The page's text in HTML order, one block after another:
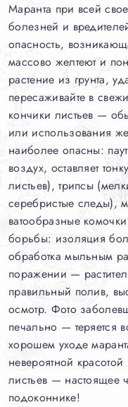
Маранта при всей
болезней и
опасность,
массово желтеют и
растение из грунта,
пересаживайте в
кончики листьев —
или использования
наиболее опасны:
воздух, оставляет
листьев), трипсы
серебристые следы),
ватообразные
борьбы: изоляция
обработка мыльным
поражении —
правильный полив,
осмотр. Фото
печально — теряется
хорошем уходе
невероятной
листьев —
подоконнике!